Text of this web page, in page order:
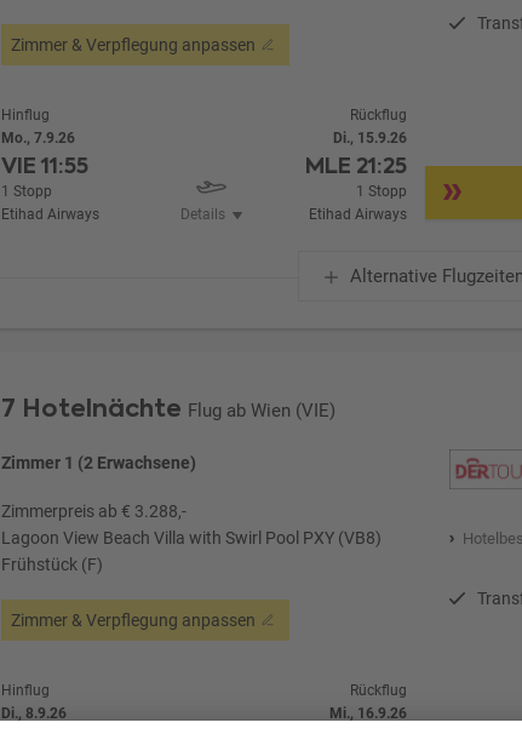
Zimmer & Verpflegung anpassen
Hinflug
Mo., 7.9.26
VIE11:55
1 Stopp
Etihad Airways
Details
Rückflug
Di., 15.9.26
MLE 21:25
1 Stopp
Etihad Airways
Alternative Flugzeiten
7 Hotelnächte Flug ab Wien (VIE)
Zimmer 1 (2 Erwachsene)
Zimmerpreis ab € 3.288,-
Lagoon View Beach Villa with Swirl Pool PXY (VB8)
Frühstück (F)
Zimmer & Verpflegung anpassen
Hinflug
Di., 8.9.26
Rückflug
Mi., 16.9.26